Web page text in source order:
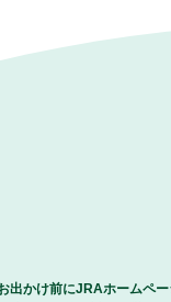
出かけ前にJRAホームペ